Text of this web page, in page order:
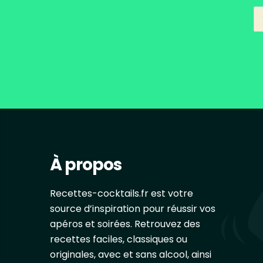
À propos
Recettes-cocktails.fr est votre
source d’inspiration pour réussir vos
apéros et soirées. Retrouvez des
recettes faciles, classiques ou
originales, avec et sans alcool, ainsi